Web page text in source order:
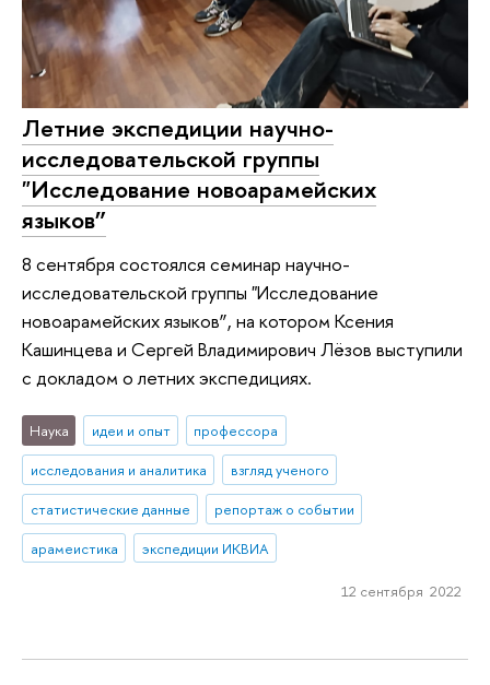
Летние экспедиции научно-
исследовательской группы
"Исследование новоарамейских
языков”
8 сентября состоялся семинар научно-
исследовательской группы "Исследование
новоарамейских языков”, на котором Ксения
Кашинцева и Сергей Владимирович Лёзов выступили
с докладом о летних экспедициях.
Наука идеи и опыт
профессора
исследования и аналитика
взгляд ученого
статистические данные
репортаж о событии
арамеистика
экспедиции ИКВИА
12 сентября 2022